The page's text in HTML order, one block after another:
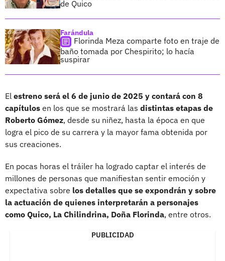
de Quico
Farándula
Florinda Meza comparte foto en traje de
baño tomada por Chespirito; lo hacía
suspirar
El estreno será el 6 de junio de 2025 y contará con 8
capítulos en los que se mostrará las distintas etapas de
Roberto Gómez, desde su niñez, hasta la época en que
logra el pico de su carrera y la mayor fama obtenida por
sus creaciones.
En pocas horas el tráiler ha logrado captar el interés de
millones de personas que manifiestan sentir emoción y
expectativa sobre los detalles que se expondrán y sobre
la actuación de quienes interpretarán a personajes
como Quico, La Chilindrina, Doña Florinda, entre otros.
PUBLICIDAD